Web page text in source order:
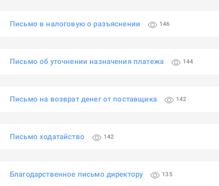
Письмо в налоговую о разъяснении 146
Письмо об уточнении назначения платежа 144
Письмо на возврат денег от поставщика 142
Письмо ходатайство 142
Благодарственное письмо директору 135